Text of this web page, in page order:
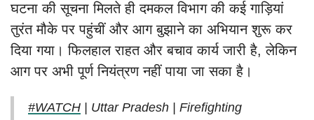
घटना की सूचना मिलते ही दमकल विभाग की कई गाड़ियां
तुरंत मौके पर पहुंचीं और आग बुझाने का अभियान शुरू कर
दिया गया। फिलहाल राहत और बचाव कार्य जारी है, लेकिन
आग पर अभी पूर्ण नियंत्रण नहीं पाया जा सका है।
#WATCH | Uttar Pradesh | Firefighting